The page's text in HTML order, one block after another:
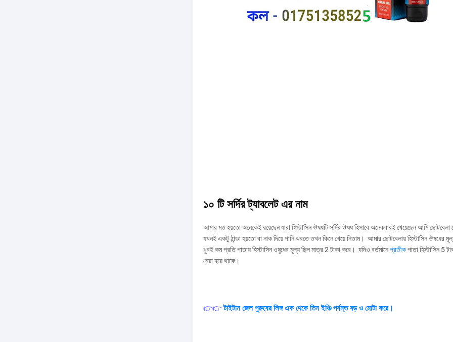
১০ টি সর্দির ট্যাবলেট এর নাম
আমার মত হয়তো অনেকেই রয়েছেন যারা হিস্টাসিন ঔষধটি সর্দির ঔষধ হিসাবে অনেকবারই খেয়েছেন আমি ছোটবেলা
যখনই একটু ঠান্ডা হয়তো বা নাক দিয়ে পানি ঝরতে তখন কিনে খেয়ে নিতাম। আমার ছোটবেলায় হিস্টাসিন ঔষধের
খুবই কম প্রতি পাতায় হিস্টাসিন ওষুধের মূল্য ছিল মাত্র 2 টাকা করে। যদিও বর্তমানেপ্রতীকপাতা হিস্টাসিন 5
নেয়া হয়ে থাকে।
👉👉 টাইটান জেল পুরুষের লিঙ্গ এক থেকে তিন ইঞ্চি পর্যন্ত বড় ও মোটা করে।